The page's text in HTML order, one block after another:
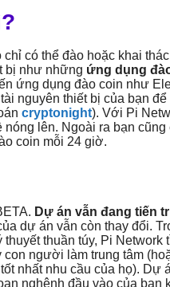
chỉ có thể đào hoặc khai
bị như những ứng dụng
ứng dụng đào coin như
nguyên thiết bị của bạn
cryptonight). Với Pi
nóng lên. Ngoài ra bạn
coin mỗi 24 giờ.
Dự án vẫn đang tiến
dự án vẫn còn thay đổi.
thuần túy, Pi Network
con người làm trung tâm
nhất nhu cầu của họ). Dự
nghênh đầu vào của bạn